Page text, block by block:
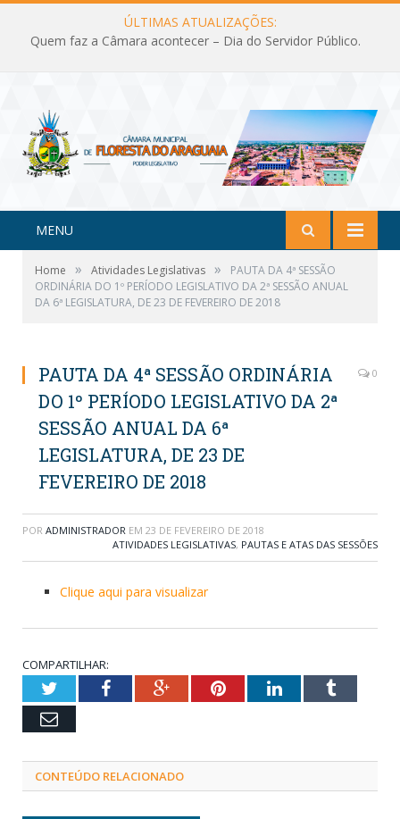
ÚLTIMAS ATUALIZAÇÕES:
Quem faz a Câmara acontecer – Dia do Servidor Público.
MENU
Home » Atividades Legislativas »
PAUTA DA 4ª SESSÃO
ORDINÁRIA DO 1º PERÍODO LEGISLATIVO DA 2ª SESSÃO ANUAL
DA 6ª LEGISLATURA, DE 23 DE FEVEREIRO DE 2018
PAUTA DA 4ª SESSÃO ORDINÁRIA
DO 1º PERÍODO LEGISLATIVO DA 2ª
SESSÃO ANUAL DA 6ª
LEGISLATURA, DE 23 DE
FEVEREIRO DE 2018
0
POR ADMINISTRADOR EM 23 DE FEVEREIRO DE 2018
ATIVIDADES LEGISLATIVAS, PAUTAS E ATAS DAS SESSÕES
Clique aqui para visualizar
COMPARTILHAR:
TwitterFacebookGoogle+PinterestLinkedInTumblr
Email
CONTEÚDO RELACIONADO